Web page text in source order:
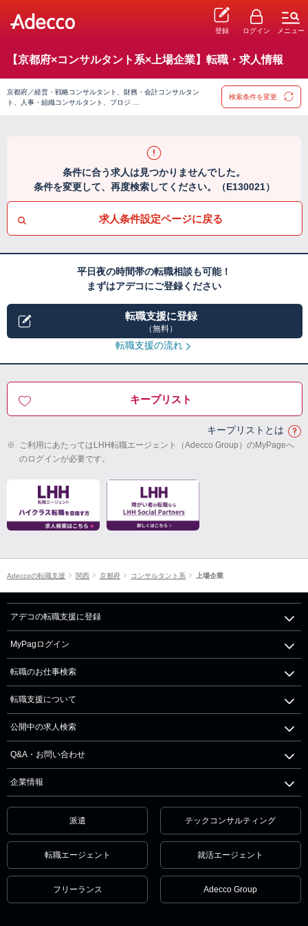
登録 ログイン メニュー
【京都府×コンサルタント系×上場企業】転職・求人情報
京都府／経営・戦略コンサルタント、財務・会計コンサルタン
ト、人事・組織コンサルタント、プロジ …
検索条件を変更
条件に合う求人は見つかりませんでした。
条件を変更して、再度検索してください。（E130021）
求人条件設定ページに戻る
平日夜の時間帯の転職相談も可能！
まずはアデコにご登録ください
転職支援に登録
（無料）
転職支援の流れ
キープリスト
キープリストとは
※ ご利用にあたってはLHH転職エージェント（Adecco Group）のMyPageへ
のログインが必要です。
Adeccoの転職支援 関西 京都府 コンサルタント系 上場企業
アデコの転職支援に登録
MyPagログイン
転職のお仕事検索
転職支援について
公開中の求人検索
Q&A・お問い合わせ
企業情報
派遣 テックコンサルティング
転職エージェント 就活エージェント
フリーランス Adecco Group